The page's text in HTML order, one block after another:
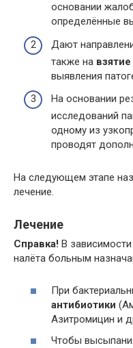
основании
определённые
Дают
также на
выявления
На основании
исследований
одному из
проводят
На следующем этапе
лечение.
Лечение
Справка! В
налёта больным
При
антибиотики
Азитромицин и
Чтобы